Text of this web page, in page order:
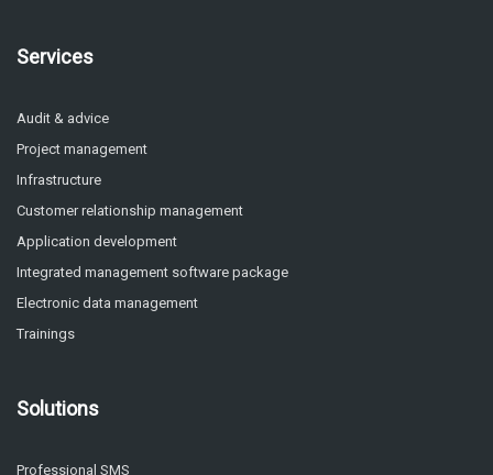
Services
Audit & advice
Project management
Infrastructure
Customer relationship management
Application development
Integrated management software package
Electronic data management
Trainings
Solutions
Professional SMS